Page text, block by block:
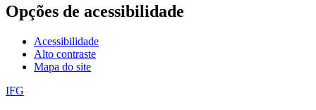
Opções de acessibilidade
Acessibilidade
Alto contraste
Mapa do site
IFG